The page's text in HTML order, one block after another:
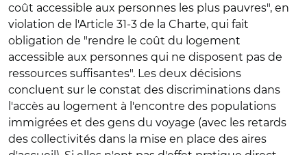
coût accessible aux personnes les plus pauvres", en
violation de l'Article 31-3 de la Charte, qui fait
obligation de "rendre le coût du logement
accessible aux personnes qui ne disposent pas de
ressources suffisantes". Les deux décisions
concluent sur le constat des discriminations dans
l'accès au logement à l'encontre des populations
immigrées et des gens du voyage (avec les retards
des collectivités dans la mise en place des aires